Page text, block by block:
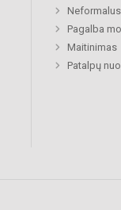
Pagalba
Maitinimas
Patalpų